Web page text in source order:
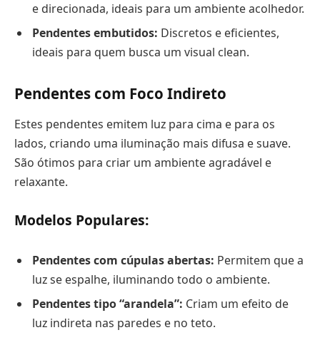
e direcionada, ideais para um ambiente acolhedor.
Pendentes embutidos: Discretos e eficientes,
ideais para quem busca um visual clean.
Pendentes com Foco Indireto
Estes pendentes emitem luz para cima e para os
lados, criando uma iluminação mais difusa e suave.
São ótimos para criar um ambiente agradável e
relaxante.
Modelos Populares:
Pendentes com cúpulas abertas: Permitem que a
luz se espalhe, iluminando todo o ambiente.
Pendentes tipo “arandela”: Criam um efeito de
luz indireta nas paredes e no teto.